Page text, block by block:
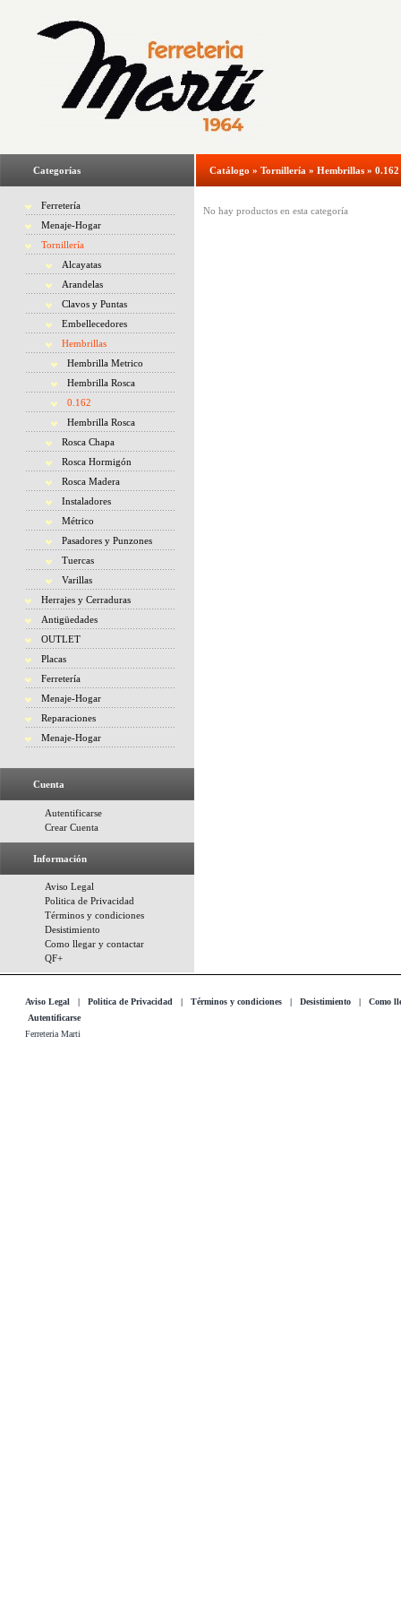
Categorías
Ferretería
Menaje-Hogar
Tornillería
Alcayatas
Arandelas
Clavos y Puntas
Embellecedores
Hembrillas
Hembrilla Metrico
Hembrilla Rosca
0.162
Hembrilla Rosca
Rosca Chapa
Rosca Hormigón
Rosca Madera
Instaladores
Métrico
Pasadores y Punzones
Tuercas
Varillas
Herrajes y Cerraduras
Antigüedades
OUTLET
Placas
Ferretería
Menaje-Hogar
Reparaciones
Menaje-Hogar
Cuenta
Autentificarse
Crear Cuenta
Información
Aviso Legal
Politica de Privacidad
Términos y condiciones
Desistimiento
Como llegar y contactar
QF+
Catálogo » Tornillería » Hembrillas » 0.162
No hay productos en esta categoría
Aviso Legal | Politica de Privacidad | Términos y condiciones | Desistimiento | Como
Autentificarse
Ferreteria Marti